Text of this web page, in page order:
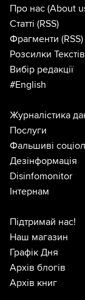
Про нас (About
Статті (RSS)
Фрагменти (RSS)
Розсилки Текстів
Вибір редакції
#English
Журналістика
Послуги
Фальшиві
Дезінформація
Disinfomonitor
Інтернам
Підтримай нас!
Наш магазин
Графік Дня
Архів блогів
Архів книг